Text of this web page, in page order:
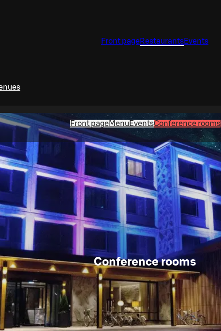
Front pageRestaurantsEvents
Front pageMenu EventsConference rooms
Conference rooms